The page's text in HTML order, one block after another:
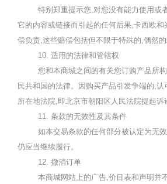
特别郑重提示您,对您没有能力使用或
它的内容或链接而引起的任何后果,卡西欧
偿负责,这些赔偿包括但不限于特殊的,偶然的
10. 适用的法律和管辖权
您和本商城之间的有关您订购产品所
民共和国的法律。因购买产品引发争端的,
所在地法院,即北京市朝阳区人民法院提起诉
11. 条款的无效性及其条件
如本交易条款的任何部分被认定为无效
仍应当继续履行。
12. 撤消订单
本商城网站上的广告,价目表和声明并